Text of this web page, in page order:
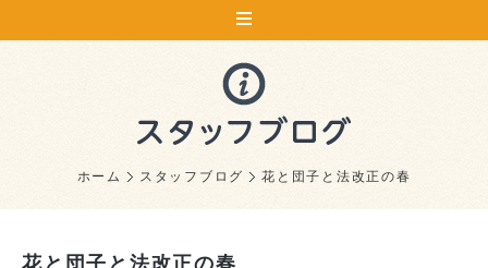
ホーム スタッフブログ 花と団子と法改正の春